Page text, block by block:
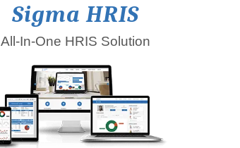
Sigma HRIS
All-In-One HRIS Solution